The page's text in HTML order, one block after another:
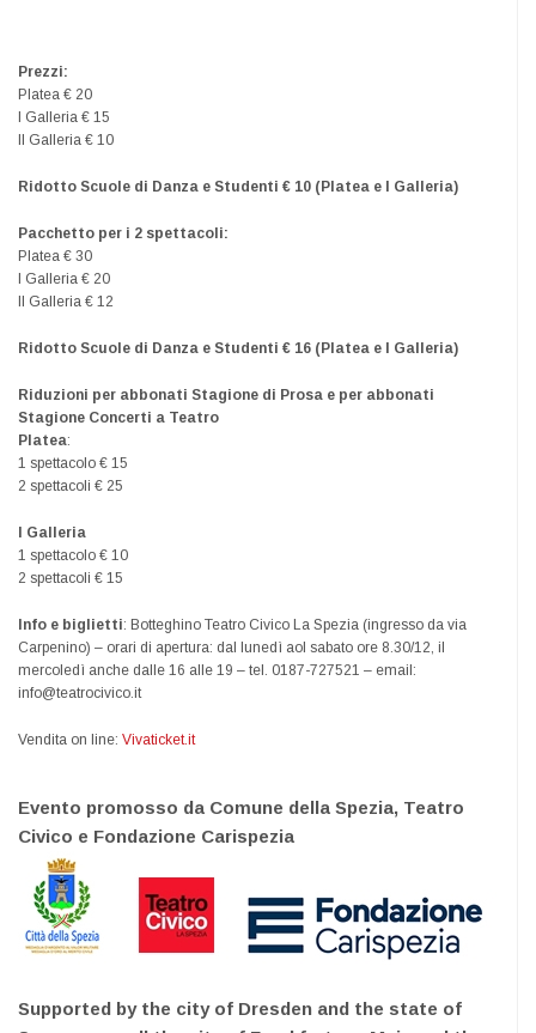
Prezzi:
Platea € 20
I Galleria € 15
II Galleria € 10
Ridotto Scuole di Danza e Studenti € 10 (Platea e I Galleria)
Pacchetto per i 2 spettacoli:
Platea € 30
I Galleria € 20
II Galleria € 12
Ridotto Scuole di Danza e Studenti € 16 (Platea e I Galleria)
Riduzioni per abbonati Stagione di Prosa e per abbonati
Stagione Concerti a Teatro
Platea:
1 spettacolo € 15
2 spettacoli € 25
I Galleria
1 spettacolo € 10
2 spettacoli € 15
Info e biglietti: Botteghino Teatro Civico La Spezia (ingresso da via
Carpenino) – orari di apertura: dal lunedì aol sabato ore 8.30/12, il
mercoledì anche dalle 16 alle 19 – tel. 0187-727521 – email:
info@teatrocivico.it
Vendita on line:Vivaticket.it
Evento promosso da Comune della Spezia, Teatro
Civico e Fondazione Carispezia
Supported by the city of Dresden and the state of